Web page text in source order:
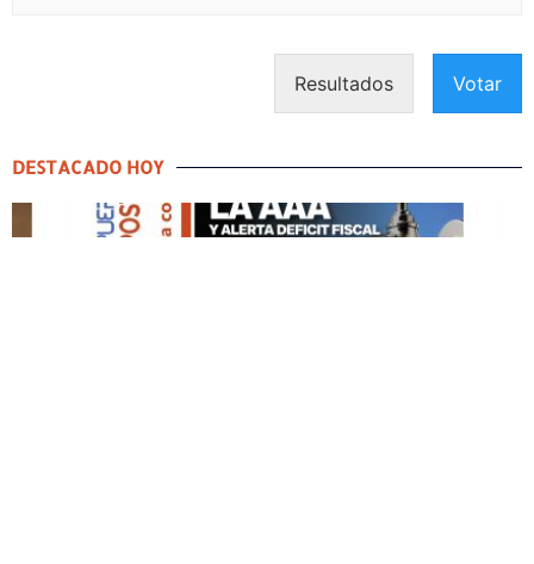
Resultados Votar
DESTACADO HOY